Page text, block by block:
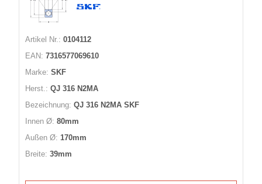
Artikel Nr.: 0104112
EAN: 7316577069610
Marke: SKF
Herst.: QJ 316 N2MA
Bezeichnung: QJ 316 N2MA SKF
Innen Ø: 80mm
Außen Ø: 170mm
Breite: 39mm